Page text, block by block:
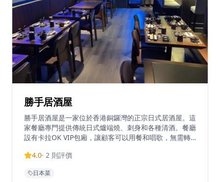
勝手居酒屋
勝手居酒屋是一家位於香港銅鑼灣的正宗日式居酒屋。這
家餐廳專門提供傳統日式爐端燒、刺身和各種清酒。餐廳
設有卡拉OK VIP包廂，讓顧客可以用餐和唱歌，無需轉
屋用餐體驗。招牌菜式包括秘製汁燒豆腐、明太子玉子燒
至午夜12點，週五至週六下午6點至凌晨3點，週日休
4.0· 2 則評價
日本菜